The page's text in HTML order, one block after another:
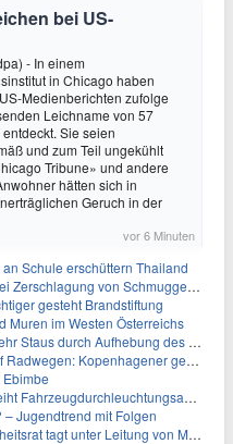
bei US-
- In einem
in Chicago haben
Medienberichten zufolge
Leichname von 57
Sie seien
und zum Teil ungekühlt
Tribune» und andere
hätten sich in
Geruch in der
vor 6 Minuten
Schule erschüttern Thailand
von Schmuggelnetzwerk in Spanien
gesteht Brandstiftung
Muren im Westen Österreichs
durch Aufhebung des Lkw-Fahrverbots
Kopenhagener genervt von Touristen
an Israel
– Jugendtrend mit Folgen
tagt unter Leitung von Merz